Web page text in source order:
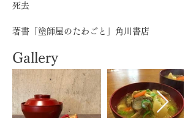
死去
著書「塗師屋のたわごと」角川書店
Gallery